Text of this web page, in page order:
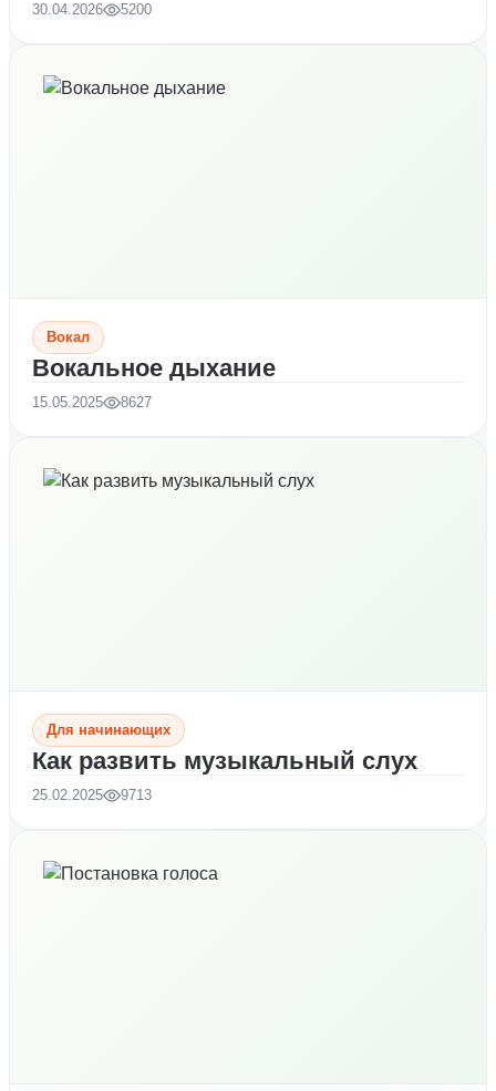
30.04.2026 5200
Вокал
Вокальное дыхание
15.05.2025 8627
Для начинающих
Как развить музыкальный слух
25.02.2025 9713